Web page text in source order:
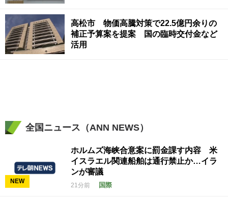
高松市 物価高騰対策で22.5億円余りの
補正予算案を提案 国の臨時交付金など
活用
全国ニュース（ANN NEWS）
NEW
ホルムズ海峡合意案に罰金課す内容 米
イスラエル関連船舶は通行禁止か…イラ
ンが審議
21分前 国際